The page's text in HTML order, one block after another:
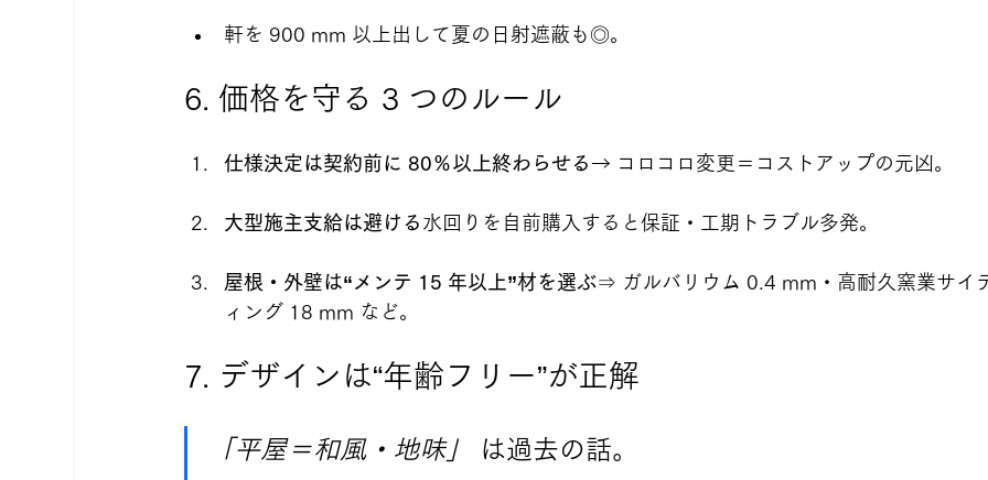
軒を 900 mm 以上出して夏の日射遮蔽も◎。
6. 価格を守る 3 つのルール
仕様決定は契約前に 80％以上終わらせる→ コロコロ変更＝コストアップの元凶。
大型施主支給は避ける 水回りを自前購入すると保証・工期トラブル多発。
屋根・外壁は“メンテ 15 年以上”材を選ぶ⇒ ガルバリウム 0.4 mm・高耐久窯業サイ
ィング 18 mm など。
7. デザインは“年齢フリー”が正解
「平屋＝和風・地味」
は過去の話。